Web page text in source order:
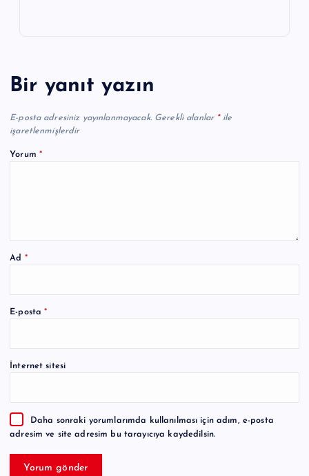
Bir yanıt yazın
E-posta adresiniz yayınlanmayacak. Gerekli alanlar *ile
işaretlenmişlerdir
Yorum *
Ad *
E-posta*
İnternet sitesi
Daha sonraki yorumlarımda kullanılması için adım, e-posta
adresim ve site adresim bu tarayıcıya kaydedilsin.
A
e
t